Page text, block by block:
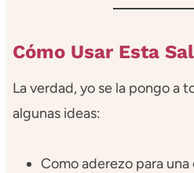
Cómo Usar Esta
La verdad, yo se la pongo a
algunas ideas:
Como aderezo para una